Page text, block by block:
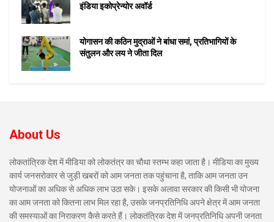
इंडिया इकोप्रेन्योर अवॉर्ड
योगासन की कठिन मुद्राओं ने बांधा समां, प्रतिभागियों के
संतुलन और लय ने जीता दिल
About Us
लोकतांत्रिक देश में मीडिया को लोकतंत्र का चौथा स्तम्भ कहा जाता है। मीडिया का मुख्य
कार्य जनसरोकार से जुड़ी खबरों को आम जनता तक पहुंचाना है, ताकि आम जनता उन
योजनाओं का अधिक से अधिक लाभ उठा सके। इसके अलावा सरकार की किसी भी योजना
का आम जनता को कितना लाभ मिल रहा है, उसके जनप्रतिनिधि अपने क्षेत्र में आम जनता
की समस्याओं का निराकरण कैसे करते हैं। लोकतंत्रिक देश में जनप्रतिनिधि अपनी जनता